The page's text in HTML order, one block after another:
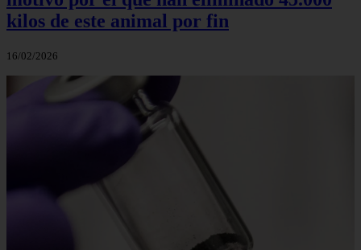
kilos de este animal por fin
16/02/2026